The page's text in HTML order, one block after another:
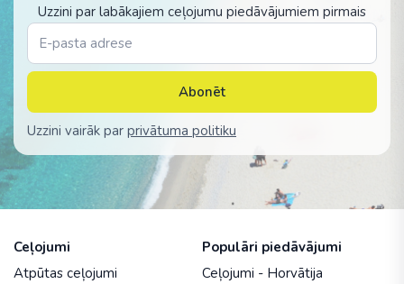
Uzzini par labākajiem ceļojumu piedāvājumiem pirmais
Abonēt
Uzzini vairāk par privātuma politiku
Ceļojumi
Atpūtas ceļojumi
Populāri piedāvājumi
Ceļojumi - Horvātija